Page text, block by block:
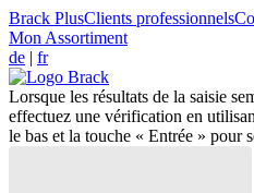
Brack PlusClients professionnels
Mon Assortiment
de | fr
Lorsque les résultats de la saisie
effectuez une vérification en
le bas et la touche « Entrée » pour